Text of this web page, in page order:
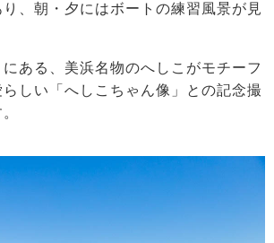
、朝・夕にはボートの練習風景が見
ある、美浜名物のへしこがモチーフ
しい「へしこちゃん像」との記念撮